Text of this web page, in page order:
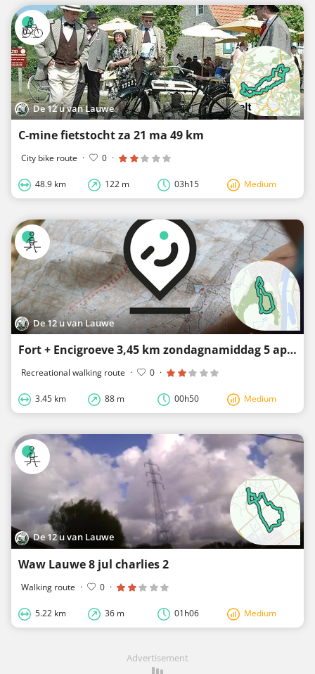
De 12 u van Lauwe
C-mine fietstocht za 21 ma 49 km
City bike route · 0 ·
48.9 km 122 m 03h15 Medium
De 12 u van Lauwe
Fort + Encigroeve 3,45 km zondagnamiddag 5 april 2026
Recreational walking route · 0 ·
3.45 km 88 m 00h50 Medium
De 12 u van Lauwe
Waw Lauwe 8 jul charlies 2
Walking route · 0 ·
5.22 km 36 m 01h06 Medium
Advertisement